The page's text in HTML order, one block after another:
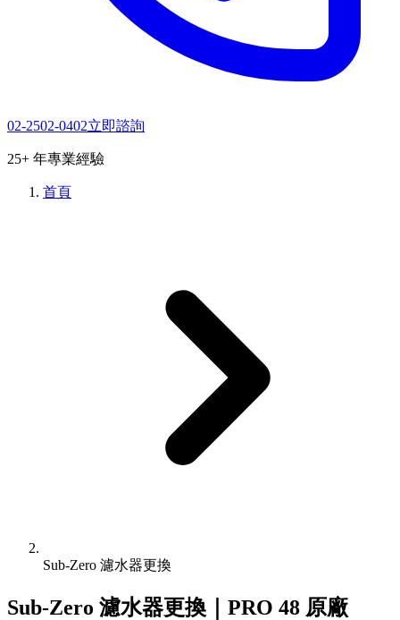
02-2502-0402立即諮詢
25+ 年專業經驗
首頁
Sub-Zero 濾水器更換
Sub-Zero 濾水器更換｜PRO 48 原廠